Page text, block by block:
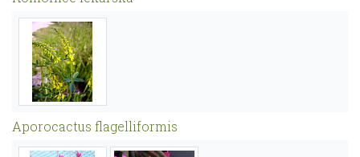
Aporocactus flagelliformis